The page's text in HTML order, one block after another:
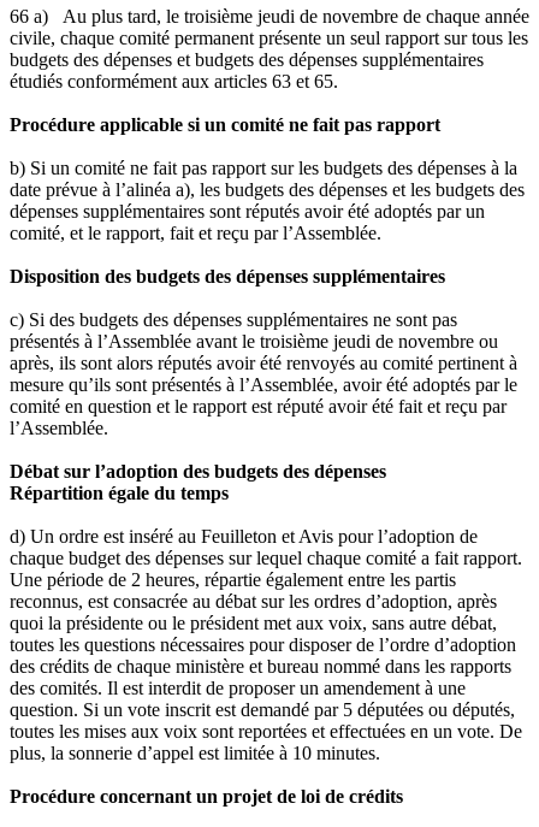
66 a) Au plus tard, le troisième jeudi de novembre de chaque année
civile, chaque comité permanent présente un seul rapport sur tous les
budgets des dépenses et budgets des dépenses supplémentaires
étudiés conformément aux articles 63 et 65.
Procédure applicable si un comité ne fait pas rapport
b) Si un comité ne fait pas rapport sur les budgets des dépenses à la
date prévue à l’alinéa a), les budgets des dépenses et les budgets des
dépenses supplémentaires sont réputés avoir été adoptés par un
comité, et le rapport, fait et reçu par l’Assemblée.
Disposition des budgets des dépenses supplémentaires
c) Si des budgets des dépenses supplémentaires ne sont pas
présentés à l’Assemblée avant le troisième jeudi de novembre ou
après, ils sont alors réputés avoir été renvoyés au comité pertinent à
mesure qu’ils sont présentés à l’Assemblée, avoir été adoptés par le
comité en question et le rapport est réputé avoir été fait et reçu par
l’Assemblée.
Débat sur l’adoption des budgets des dépenses
Répartition égale du temps
d) Un ordre est inséré au Feuilleton et Avis pour l’adoption de
chaque budget des dépenses sur lequel chaque comité a fait rapport.
Une période de 2 heures, répartie également entre les partis
reconnus, est consacrée au débat sur les ordres d’adoption, après
quoi la présidente ou le président met aux voix, sans autre débat,
toutes les questions nécessaires pour disposer de l’ordre d’adoption
des crédits de chaque ministère et bureau nommé dans les rapports
des comités. Il est interdit de proposer un amendement à une
question. Si un vote inscrit est demandé par 5 députées ou députés,
toutes les mises aux voix sont reportées et effectuées en un vote. De
plus, la sonnerie d’appel est limitée à 10 minutes.
Procédure concernant un projet de loi de crédits